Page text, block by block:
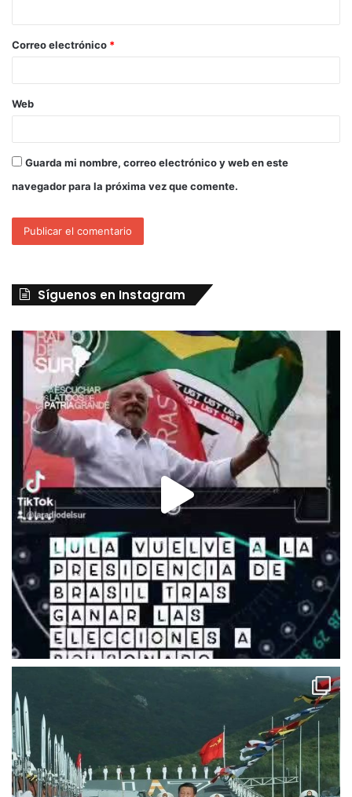
Correo electrónico *
Web
Guarda mi nombre, correo electrónico y web en este
navegador para la próxima vez que comente.
Síguenos en Instagram